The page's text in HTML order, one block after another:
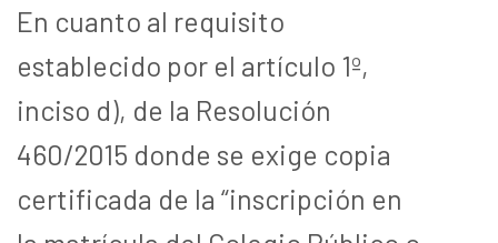
En cuanto al requisito
establecido por el artículo 1º,
inciso d), de la Resolución
460/2015 donde se exige copia
certificada de la “inscripción en